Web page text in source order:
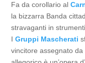
Fa da corollario al
la bizzarra Banda
stravaganti in
IGruppi Mascherati
vincitore assegnato